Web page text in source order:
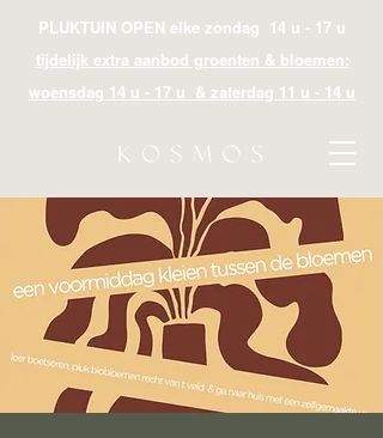
PLUKTUIN OPEN elke zondag 14 u - 17 u
tijdelijk extra aanbod groenten & bloemen:
woensdag 14 u - 17 u & zaterdag 11 u - 14 u